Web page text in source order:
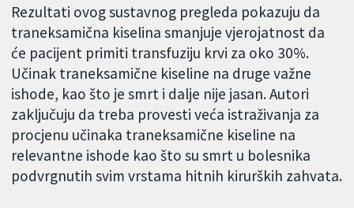
Rezultati ovog sustavnog pregleda pokazuju da
traneksamična kiselina smanjuje vjerojatnost da
će pacijent primiti transfuziju krvi za oko 30%.
Učinak traneksamične kiseline na druge važne
ishode, kao što je smrt i dalje nije jasan. Autori
zaključuju da treba provesti veća istraživanja za
procjenu učinaka traneksamične kiseline na
relevantne ishode kao što su smrt u bolesnika
podvrgnutih svim vrstama hitnih kirurških zahvata.